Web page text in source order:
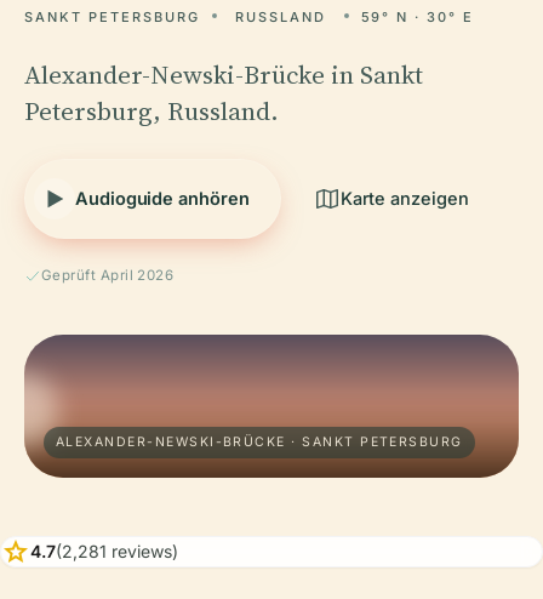
SANKT PETERSBURG RUSSLAND 59° N · 30° E
Alexander-Newski-Brücke in Sankt
Petersburg, Russland.
Audioguide anhören Karte anzeigen
Geprüft April 2026
ALEXANDER-NEWSKI-BRÜCKE · SANKT PETERSBURG
star4.7(2,281 reviews)